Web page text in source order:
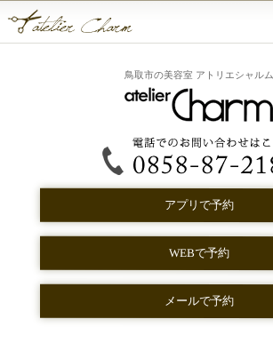
鳥取市の美容室 アトリエシャルム
アプリで予約
WEBで予約
メールで予約